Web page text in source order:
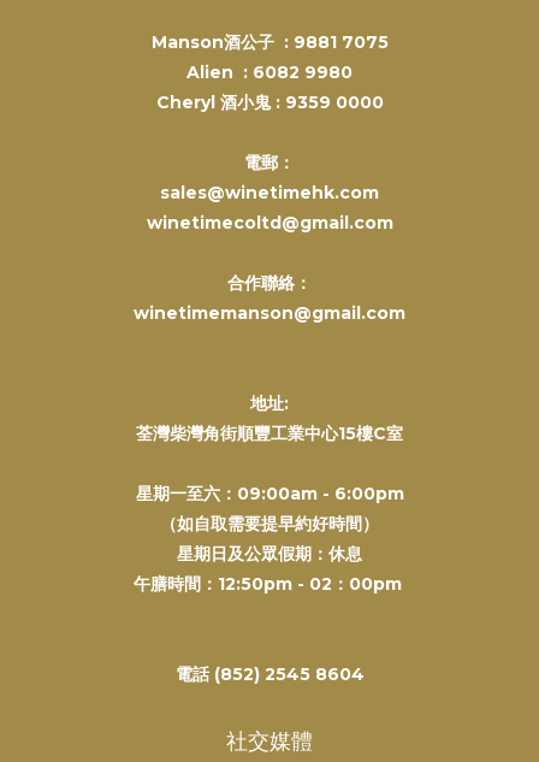
Manson酒公子 : 9881 7075
Alien : 6082 9980
Cheryl 酒小鬼 : 9359 0000
電郵：
sales@winetimehk.com
winetimecoltd@gmail.com
合作聯絡：
winetimemanson@gmail.com
地址:
荃灣柴灣角街順豐工業中心15樓C室
星期一至六：09:00am - 6:00pm
（如自取需要提早約好時間）
星期日及公眾假期：休息
午膳時間：12:50pm - 02：00pm
電話 (852) 2545 8604
社交媒體